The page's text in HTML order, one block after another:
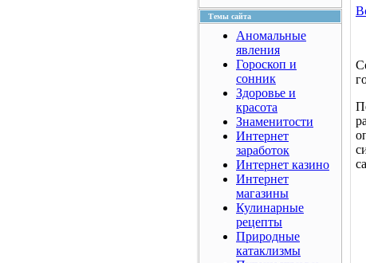
Темы сайта
Аномальные
явления
Гороскоп и
сонник
Здоровье и
красота
Знаменитости
Интернет
заработок
Интернет казино
Интернет
магазины
Кулинарные
рецепты
Природные
катаклизмы